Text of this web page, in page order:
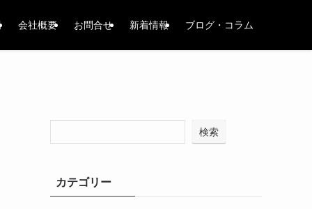
会社概要 お問合せ 新着情報 ブログ・コラム
検索
カテゴリー